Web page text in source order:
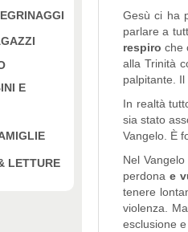
E
LETTURE
Gesù ci ha
parlare a
respiro che
alla Trinità
palpitante.
In realtà
sia stato
Vangelo. È
Nel
perdonae
tenere
violenza.
esclusione